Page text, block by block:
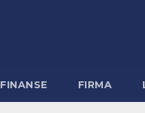
FINANSE FIRMA